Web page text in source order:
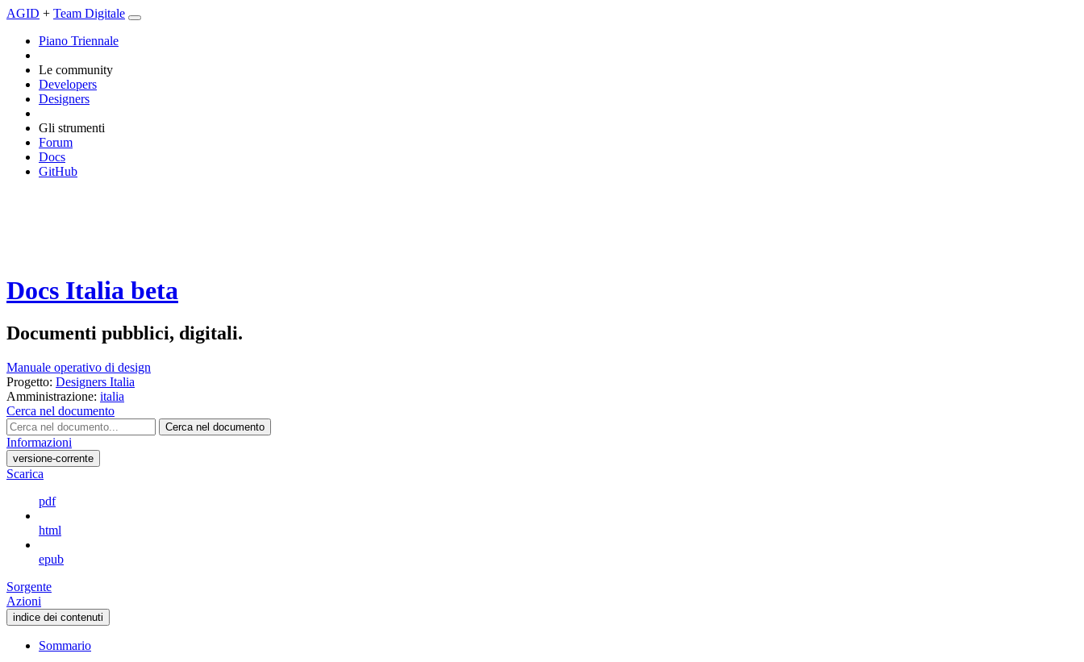
AGID + Team Digitale
Piano Triennale
Le community
Developers
Designers
Gli strumenti
Forum
Docs
GitHub
Docs Italia beta
Documenti pubblici, digitali.
Manuale operativo di design
Progetto: Designers Italia
Amministrazione: italia
Cerca nel documento
Cerca nel documento
Informazioni
versione-corrente
Scarica
pdf
html
epub
Sorgente
Azioni
indice dei contenuti
Sommario